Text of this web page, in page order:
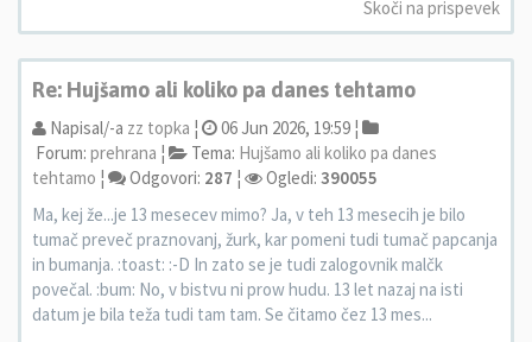
Skoči na prispevek
Re: Hujšamo ali koliko pa danes tehtamo
Napisal/-a zz topka ¦
06 Jun 2026, 19:59 ¦
Forum: prehrana ¦ Tema: Hujšamo ali koliko pa danes
tehtamo ¦ Odgovori: 287 ¦ Ogledi: 390055
Ma, kej že...je 13 mesecev mimo? Ja, v teh 13 mesecih je bilo
tumač preveč praznovanj, žurk, kar pomeni tudi tumač papcanja
in bumanja. :toast: :-D In zato se je tudi zalogovnik malčk
povečal. :bum: No, v bistvu ni prow hudu. 13 let nazaj na isti
datum je bila teža tudi tam tam. Se čitamo čez 13 mes...